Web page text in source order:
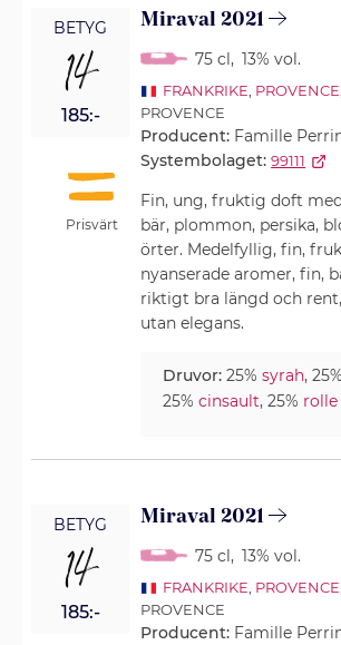
BETYG
14
185:-
Prisvärt
Miraval 2021
75 cl, 13% vol.
FRANKRIKE PROVENCE
PROVENCE
Producent: Famille
Systembolaget: 99111
Fin, ung, fruktig doft
bär, plommon, persika,
örter. Medelfyllig, fin,
nyanserade aromer, fin,
riktigt bra längd och
utan elegans.
Druvor: 25%syrah,
25%cinsault, 25% rolle
BETYG
14
185:-
Miraval 2021
75 cl, 13% vol.
FRANKRIKE PROVENCE
PROVENCE
Producent: Famille